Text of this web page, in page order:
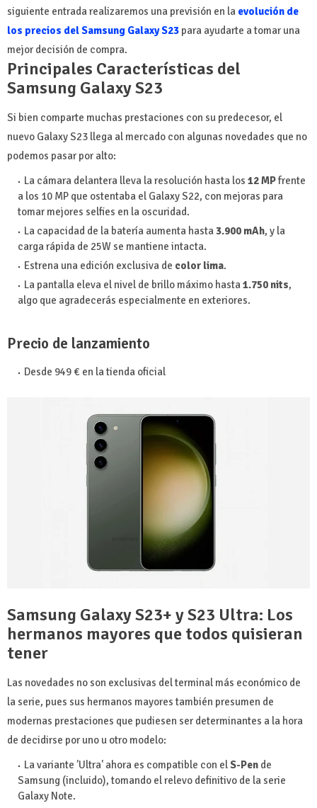
siguiente entrada realizaremos una previsión en la evolución de
los precios del Samsung Galaxy S23 para ayudarte a tomar una
mejor decisión de compra.
Principales Características del
Samsung Galaxy S23
Si bien comparte muchas prestaciones con su predecesor, el
nuevo Galaxy S23 llega al mercado con algunas novedades que no
podemos pasar por alto:
La cámara delantera lleva la resolución hasta los 12 MPfrente
a los 10 MP que ostentaba el Galaxy S22, con mejoras para
tomar mejores selfies en la oscuridad.
La capacidad de la batería aumenta hasta3.900 mAh, y la
carga rápida de 25W se mantiene intacta.
Estrena una edición exclusiva de color lima.
La pantalla eleva el nivel de brillo máximo hasta1.750 nits,
algo que agradecerás especialmente en exteriores.
Precio de lanzamiento
Desde 949 € en la tienda oficial
Samsung Galaxy S23+ y S23 Ultra: Los
hermanos mayores que todos quisieran
tener
Las novedades no son exclusivas del terminal más económico de
la serie, pues sus hermanos mayores también presumen de
modernas prestaciones que pudiesen ser determinantes a la hora
de decidirse por uno u otro modelo:
La variante 'Ultra' ahora es compatible con elS-Pen de
Samsung (incluido), tomando el relevo definitivo de la serie
Galaxy Note.